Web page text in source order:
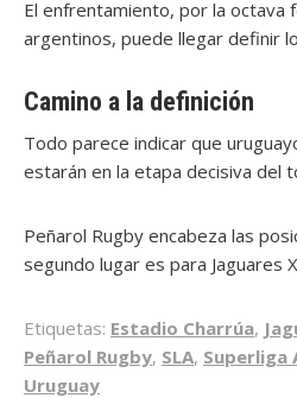
Jaguares XV y cerrará su
El enfrentamiento, por la octava
argentinos, puede llegar definir
de Selknam, además de
Camino a la definición
Todo parece indicar que
estarán en la etapa decisiva del
semifinales, es hoy una pelea
puntos, y Cafeteros Pro, con 11
Peñarol Rugby encabeza las
segundo lugar es para Jaguares
Las últimas fechas, previstas
terminarán definiendo los
punto extra puede llegar a ser
Etiquetas: Estadio Charrúa,
Peñarol Rugby, SLA, Superliga
Uruguay